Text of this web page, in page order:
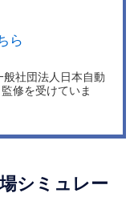
ら
社団法人日本自動
修を受けていま
シミュレー